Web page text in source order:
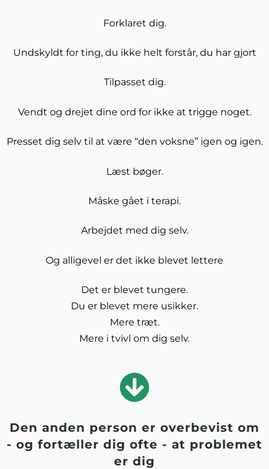
Forklaret dig.
Undskyldt for ting, du ikke helt forstår, du har gjort
Tilpasset dig.
Vendt og drejet dine ord for ikke at trigge noget.
Presset dig selv til at være “den voksne” igen og igen.
Læst bøger.
Måske gået i terapi.
Arbejdet med dig selv.
Og alligevel er det ikke blevet lettere
Det er blevet tungere.
Du er blevet mere usikker.
Mere træt.
Mere i tvivl om dig selv.
Den anden person er overbevist om
- og fortæller dig ofte - at problemet
er dig